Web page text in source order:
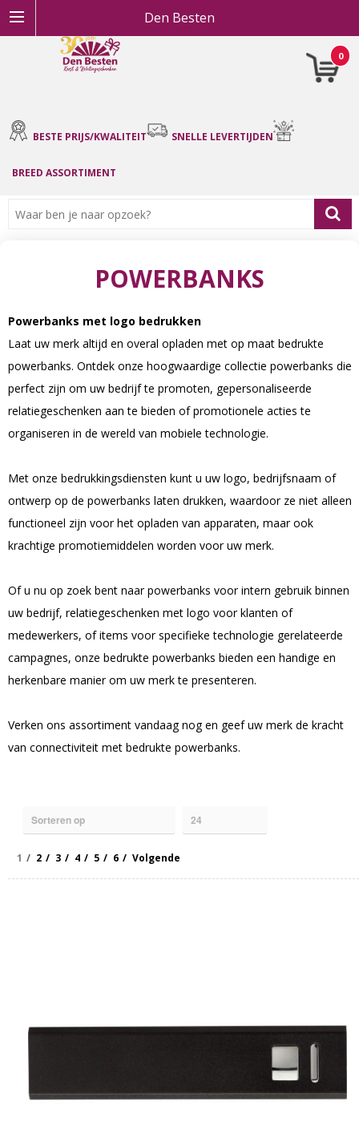
Den Besten
0
BESTE PRIJS/KWALITEIT SNELLE LEVERTIJDEN
BREED ASSORTIMENT
POWERBANKS
Powerbanks met logo bedrukken
Laat uw merk altijd en overal opladen met op maat bedrukte
powerbanks. Ontdek onze hoogwaardige collectie powerbanks die
perfect zijn om uw bedrijf te promoten, gepersonaliseerde
relatiegeschenken aan te bieden of promotionele acties te
organiseren in de wereld van mobiele technologie.
Met onze bedrukkingsdiensten kunt u uw logo, bedrijfsnaam of
ontwerp op de powerbanks laten drukken, waardoor ze niet alleen
functioneel zijn voor het opladen van apparaten, maar ook
krachtige promotiemiddelen worden voor uw merk.
Of u nu op zoek bent naar powerbanks voor intern gebruik binnen
uw bedrijf, relatiegeschenken met logo voor klanten of
medewerkers, of items voor specifieke technologie gerelateerde
campagnes, onze bedrukte powerbanks bieden een handige en
herkenbare manier om uw merk te presenteren.
Verken ons assortiment vandaag nog en geef uw merk de kracht
van connectiviteit met bedrukte powerbanks.
1 2 3 4 5 6 Volgende